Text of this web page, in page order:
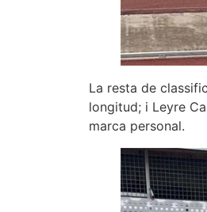
La resta de
longitud; i Leyre
marca personal.